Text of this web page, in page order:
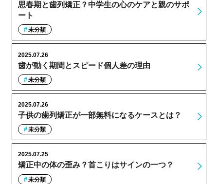
思春期と歯列矯正？中学生の心のケアと親のサポ
ート
未分類
歯が動く期間とスピード個人差の理由
2025.07.26
未分類
子供の歯列矯正が一部無料になるケースとは？
2025.07.26
未分類
矯正中の体の歪み？首こりはサインの一つ？
2025.07.25
未分類